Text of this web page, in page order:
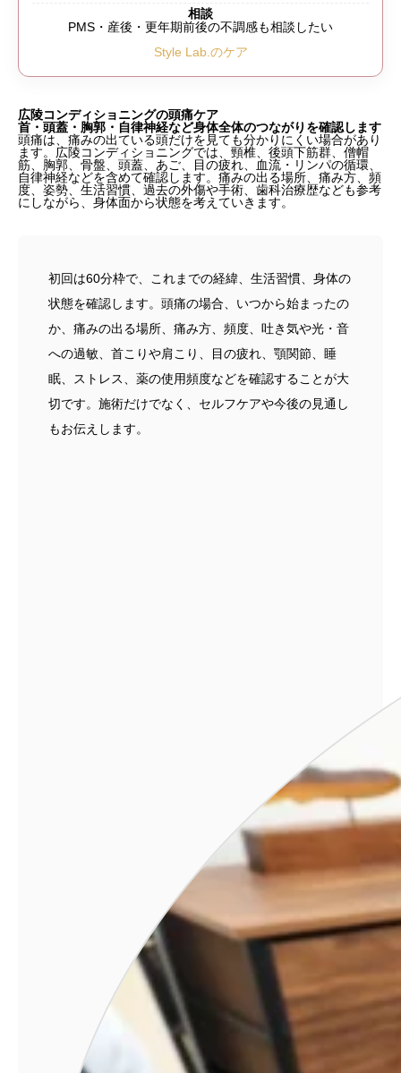
相談
PMS・産後・更年期前後の不調感も相談したい
Style Lab.のケア
広陵コンディショニングの頭痛ケア
首・頭蓋・胸郭・自律神経など身体全体のつながりを確認します
頭痛は、痛みの出ている頭だけを見ても分かりにくい場合があり
ます。広陵コンディショニングでは、頸椎、後頭下筋群、僧帽
筋、胸郭、骨盤、頭蓋、あご、目の疲れ、血流・リンパの循環、
自律神経などを含めて確認します。痛みの出る場所、痛み方、頻
度、姿勢、生活習慣、過去の外傷や手術、歯科治療歴なども参考
にしながら、身体面から状態を考えていきます。
初回は60分枠で、これまでの経緯、生活習慣、身体の
状態を確認します。頭痛の場合、いつから始まったの
か、痛みの出る場所、痛み方、頻度、吐き気や光・音
への過敏、首こりや肩こり、目の疲れ、顎関節、睡
眠、ストレス、薬の使用頻度などを確認することが大
切です。 施術だけでなく、セルフケアや今後の見通し
もお伝えします。